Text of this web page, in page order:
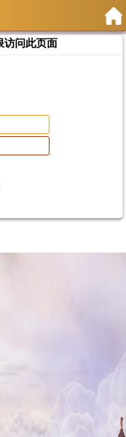
访问此页面